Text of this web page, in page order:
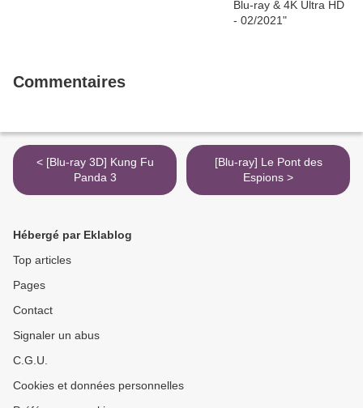
Commentaires
< [Blu-ray 3D] Kung Fu
Panda 3
[Blu-ray] Le Pont des
Espions >
Hébergé par Eklablog
Top articles
Pages
Contact
Signaler un abus
C.G.U.
Cookies et données personnelles